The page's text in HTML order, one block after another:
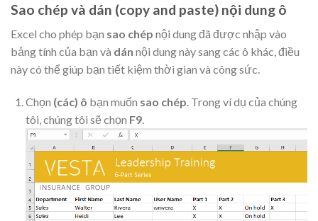
Sao chép và dán (copy and paste) nội dung ô
Excel cho phép bạn sao chép nội dung đã được nhập vào
bảng tính của bạn và dán nội dung này sang các ô khác, điều
này có thể giúp bạn tiết kiệm thời gian và công sức.
Chọn (các) ô bạn muốn sao chép. Trong ví dụ của chúng
tôi, chúng tôi sẽ chọn F9.